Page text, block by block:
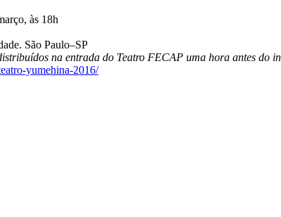
às 18h
São Paulo–SP
na entrada do Teatro FECAP uma hora antes do
yumehina-2016/